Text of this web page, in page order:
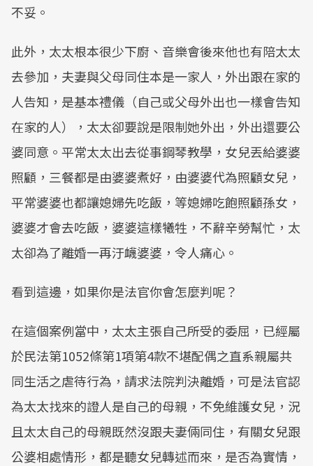
不妥。
此外，太太根本很少下廚、音樂會後來他也有陪太太
去參加，夫妻與父母同住本是一家人，外出跟在家的
人告知，是基本禮儀（自己或父母外出也一樣會告知
在家的人），太太卻要說是限制她外出，外出還要公
婆同意。平常太太出去從事鋼琴教學，女兒丟給婆婆
照顧，三餐都是由婆婆煮好，由婆婆代為照顧女兒，
平常婆婆也都讓媳婦先吃飯，等媳婦吃飽照顧孫女，
婆婆才會去吃飯，婆婆這樣犧牲，不辭辛勞幫忙，太
太卻為了離婚一再汙衊婆婆，令人痛心。
看到這邊，如果你是法官你會怎麼判呢？
在這個案例當中，太太主張自己所受的委屈，已經屬
於民法第1052條第1項第4款不堪配偶之直系親屬共
同生活之虐待行為，請求法院判決離婚，可是法官認
為太太找來的證人是自己的母親，不免維護女兒，況
且太太自己的母親既然沒跟夫妻倆同住，有關女兒跟
公婆相處情形，都是聽女兒轉述而來，是否為實情，